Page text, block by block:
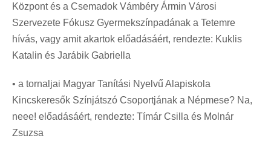
Központ és a Csemadok Vámbéry Ármin Városi
Szervezete Fókusz Gyermekszínpadának a Tetemre
hívás, vagy amit akartok előadásáért, rendezte: Kuklis
Katalin és Jarábik Gabriella
• a tornaljai Magyar Tanítási Nyelvű Alapiskola
Kincskeresők Színjátszó Csoportjának a Népmese? Na,
neee! előadásáért, rendezte: Tímár Csilla és Molnár
Zsuzsa